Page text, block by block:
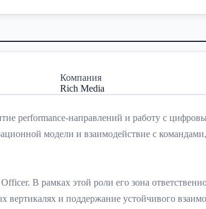
Компания
Rich Media
performance-направлений и работу с
модели и взаимодействие с
В рамках этой роли его зона
и поддержание устойчивого